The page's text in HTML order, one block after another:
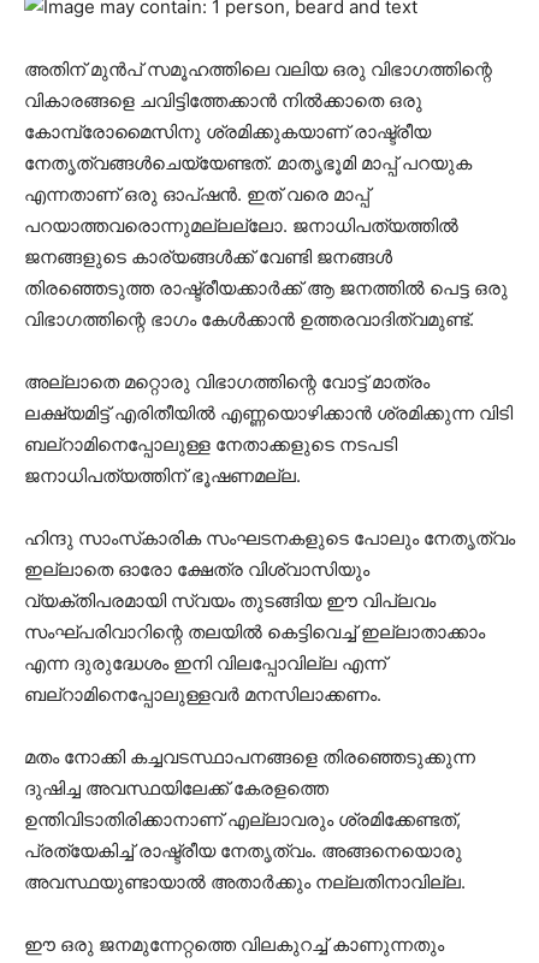
അതിന് മുൻപ് സമൂഹത്തിലെ വലിയ ഒരു വിഭാഗത്തിന്റെ
വികാരങ്ങളെ ചവിട്ടിത്തേക്കാൻ നിൽക്കാതെ ഒരു
കോമ്പ്രോമൈസിനു ശ്രമിക്കുകയാണ് രാഷ്ട്രീയ
നേതൃത്വങ്ങൾചെയ്യേണ്ടത്. മാതൃഭൂമി മാപ്പ് പറയുക
എന്നതാണ് ഒരു ഓപ്‌ഷൻ. ഇത് വരെ മാപ്പ്
പറയാത്തവരൊന്നുമല്ലല്ലോ. ജനാധിപത്യത്തിൽ
ജനങ്ങളുടെ കാര്യങ്ങൾക്ക് വേണ്ടി ജനങ്ങൾ
തിരഞ്ഞെടുത്ത രാഷ്ട്രീയക്കാർക്ക് ആ ജനത്തിൽ പെട്ട ഒരു
വിഭാഗത്തിന്റെ ഭാഗം കേൾക്കാൻ ഉത്തരവാദിത്വമുണ്ട്.
അല്ലാതെ മറ്റൊരു വിഭാഗത്തിന്റെ വോട്ട് മാത്രം
ലക്ഷ്യമിട്ട് എരിതീയിൽ എണ്ണയൊഴിക്കാൻ ശ്രമിക്കുന്ന വിടി
ബല്റാമിനെപ്പോലുള്ള നേതാക്കളുടെ നടപടി
ജനാധിപത്യത്തിന് ഭൂഷണമല്ല.
ഹിന്ദു സാംസ്‌കാരിക സംഘടനകളുടെ പോലും നേതൃത്വം
ഇല്ലാതെ ഓരോ ക്ഷേത്ര വിശ്വാസിയും
വ്യക്തിപരമായി സ്വയം തുടങ്ങിയ ഈ വിപ്ലവം
സംഘ്പരിവാറിന്റെ തലയിൽ കെട്ടിവെച്ച് ഇല്ലാതാക്കാം
എന്ന ദുരുദ്ധേശം ഇനി വിലപ്പോവില്ല എന്ന്
ബല്റാമിനെപ്പോലുള്ളവർ മനസിലാക്കണം.
മതം നോക്കി കച്ചവടസ്ഥാപനങ്ങളെ തിരഞ്ഞെടുക്കുന്ന
ദുഷിച്ച അവസ്ഥയിലേക്ക് കേരളത്തെ
ഉന്തിവിടാതിരിക്കാനാണ് എല്ലാവരും ശ്രമിക്കേണ്ടത്,
പ്രത്യേകിച്ച് രാഷ്ട്രീയ നേതൃത്വം. അങ്ങനെയൊരു
അവസ്ഥയുണ്ടായാൽ അതാർക്കും നല്ലതിനാവില്ല.
ഈ ഒരു ജനമുന്നേറ്റത്തെ വിലകുറച്ച് കാണുന്നതും